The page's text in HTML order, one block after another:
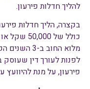
להליך חדלות פירעון.
בקצרה, הליך חדלות
כולל של
מלוא החוב
לפנות לעורך דין
פירעון, על מנת להיוועץ